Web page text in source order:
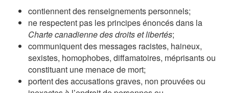
contiennent des renseignements personnels;
ne respectent pas les principes énoncés dans la
Charte canadienne des droits et libertés;
communiquent des messages racistes, haineux,
sexistes, homophobes, diffamatoires, méprisants ou
constituant une menace de mort;
portent des accusations graves, non prouvées ou